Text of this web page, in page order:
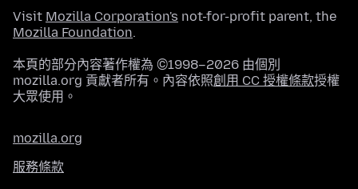
Visit Mozilla Corporation's not-for-profit parent, the
Mozilla Foundation.
本頁的部分內容著作權為 ©1998–2026 由個別
mozilla.org 貢獻者所有。內容依照創用 CC 授權條款授權
大眾使用。
mozilla.org
服務條款